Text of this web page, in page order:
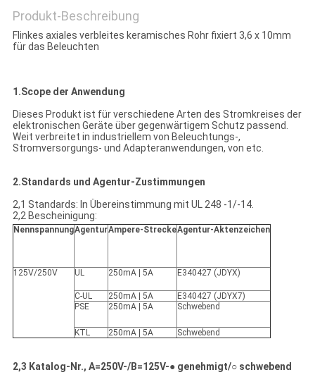
Produkt-Beschreibung
Flinkes axiales verbleites keramisches Rohr fixiert 3,6 x 10mm
für das Beleuchten
1.Scope der Anwendung
Dieses Produkt ist für verschiedene Arten des Stromkreises der
elektronischen Geräte über gegenwärtigem Schutz passend.
Weit verbreitet in industriellem von Beleuchtungs-,
Stromversorgungs- und Adapteranwendungen, von etc.
2.Standards und Agentur-Zustimmungen
2,1 Standards: In Übereinstimmung mit UL 248 -1/-14.
2,2 Bescheinigung:
NennspannungAgenturAmpere-StreckeAgentur-Aktenzeichen
125V/250V UL 250mA | 5A E340427 (JDYX)
C-UL 250mA | 5A
E340427 (JDYX7)
PSE
250mA | 5A Schwebend
KTL 250mA | 5A Schwebend
2,3 Katalog-Nr., A=250V-/B=125V-● genehmigt/○ schwebend